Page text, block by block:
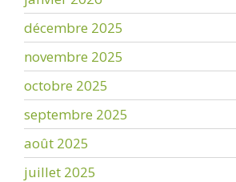
décembre 2025
novembre 2025
octobre 2025
septembre 2025
août 2025
juillet 2025